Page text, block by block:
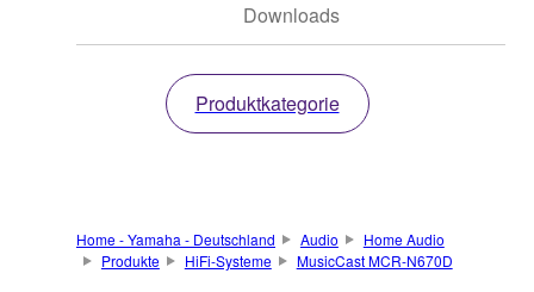
Downloads
Produktkategorie
Home - Yamaha - Deutschland Audio
Home Audio
Produkte
HiFi-Systeme MusicCast MCR-N670D